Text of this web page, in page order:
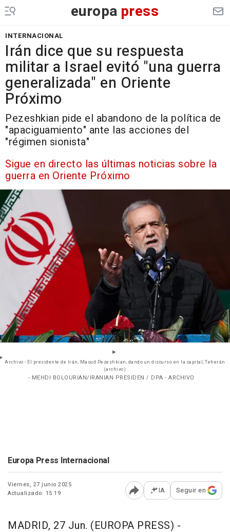
europa press
INTERNACIONAL
Irán dice que su respuesta
militar a Israel evitó "una guerra
generalizada" en Oriente
Próximo
Pezeshkian pide el abandono de la política de
"apaciguamiento" ante las acciones del
"régimen sionista"
Sigue en directo las últimas noticias sobre la
guerra en Oriente Próximo
Archivo - El presidente de Irán, Masud Pezeshkian, dando un discurso en la capital, Teherán
(archivo)
- MEHDI BOLOURIAN/IRANIAN PRESIDEN / DPA - ARCHIVO
Europa Press Internacional
Viernes, 27 junio 2025
Actualizado: 15:19
Abrir opciones para
IA Seguir en
MADRID, 27 Jun. (EUROPA PRESS) -